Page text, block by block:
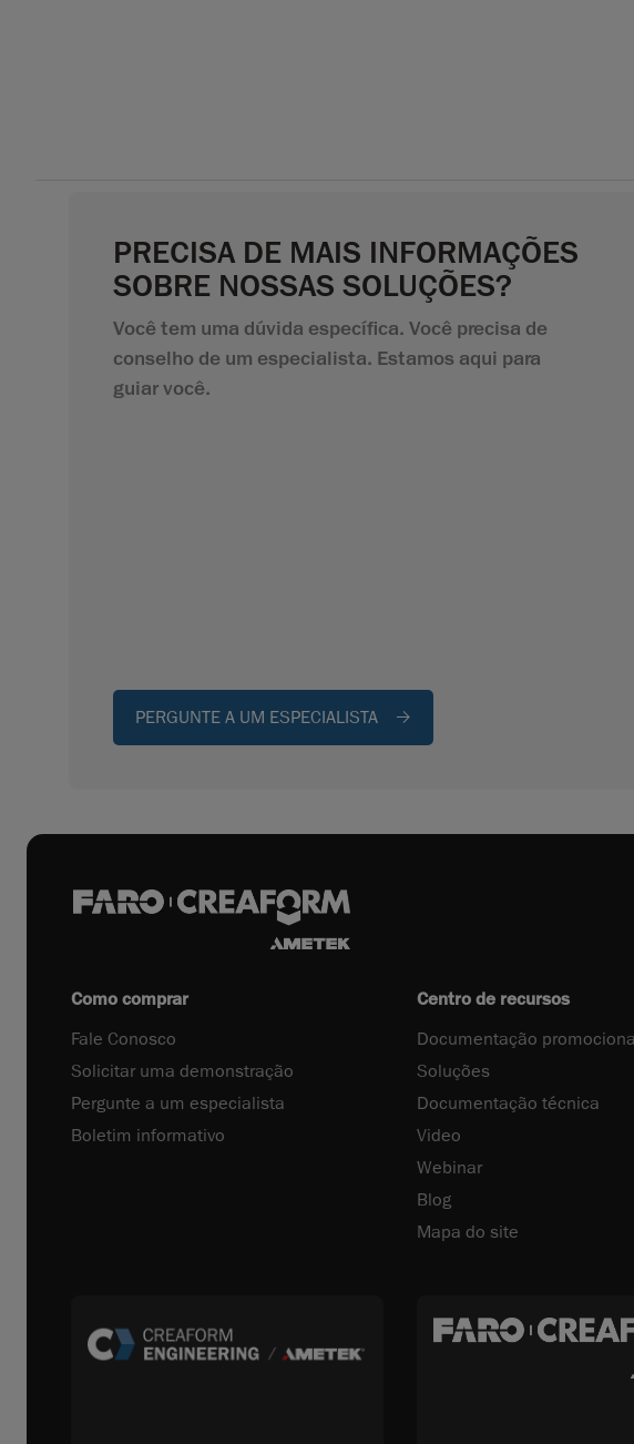
PRECISA DE MAIS INFORMAÇÕES
SOBRE NOSSAS SOLUÇÕES?
Você tem uma dúvida específica. Você precisa de
conselho de um especialista. Estamos aqui para
guiar você.
PERGUNTE A UM ESPECIALISTA
Como comprar
Fale Conosco
Solicitar uma demonstração
Pergunte a um especialista
Boletim informativo
Centro de recursos
Documentação
Soluções
Documentação técnica
Video
Webinar
Blog
Mapa do site